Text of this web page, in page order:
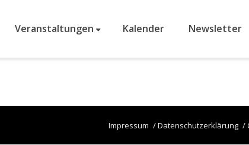
Veranstaltungen Kalender Newsletter
Impressum Datenschutzerklärung